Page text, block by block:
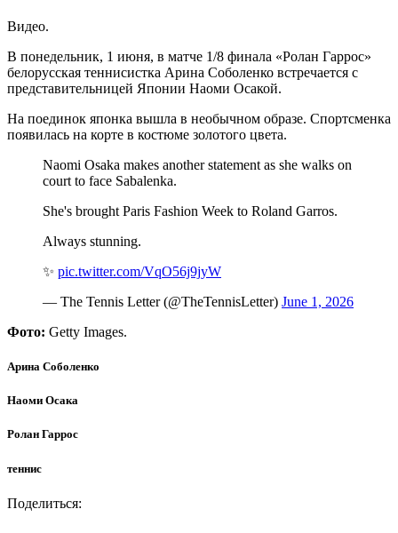
Видео.
В понедельник, 1 июня, в матче 1/8 финала «Ролан Гаррос»
белорусская теннисистка Арина Соболенко встречается с
представительницей Японии Наоми Осакой.
На поединок японка вышла в необычном образе. Спортсменка
появилась на корте в костюме золотого цвета.
Naomi Osaka makes another statement as she walks on
court to face Sabalenka.
She's brought Paris Fashion Week to Roland Garros.
Always stunning.
✨ pic.twitter.com/VqO56j9jyW
— The Tennis Letter (@TheTennisLetter) June 1, 2026
Фото: Getty Images.
Арина Соболенко
Наоми Осака
Ролан Гаррос
теннис
Поделиться: